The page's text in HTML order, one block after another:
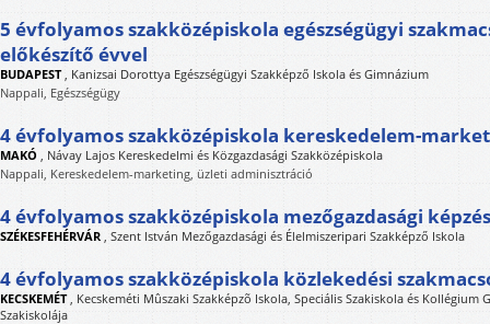
5 évfolyamos szakközépiskola egészségügyi
előkészítő évvel
BUDAPEST, Kanizsai Dorottya Egészségügyi Szakképző Iskola és Gimnázium
Nappali, Egészségügy
4 évfolyamos szakközépiskola kereskedelem-
MAKÓ , Návay Lajos Kereskedelmi és Közgazdasági Szakközépiskola
Nappali, Kereskedelem-marketing, üzleti adminisztráció
4 évfolyamos szakközépiskola mezőgazdasági képzés
SZÉKESFEHÉRVÁR , Szent István Mezőgazdasági és Élelmiszeripari Szakképző Iskola
4 évfolyamos szakközépiskola közlekedési
KECSKEMÉT, Kecskeméti Mûszaki Szakképzõ Iskola, Speciális Szakiskola és Kollégium
Szakiskolája